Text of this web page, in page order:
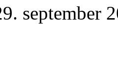
september